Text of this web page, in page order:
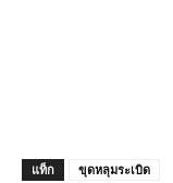
แท็ก ขุดหลุมระเบิด